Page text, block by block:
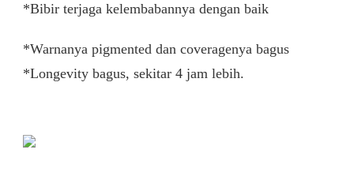
*Bibir terjaga kelembabannya dengan baik
*Warnanya pigmented dan coveragenya bagus
*Longevity bagus, sekitar 4 jam lebih.